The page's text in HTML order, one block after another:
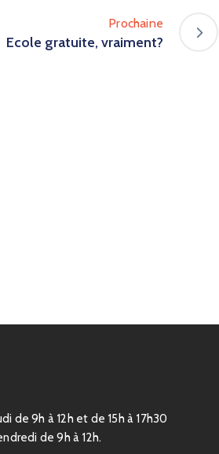
Prochaine
Ecole gratuite, vraiment?
de 9h à 12h et de 15h à 17h30
de 9h à 12h.